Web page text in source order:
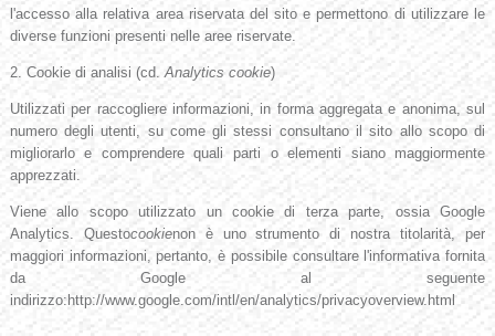
l'accesso alla relativa area riservata del sito e permettono di utilizzare le
diverse funzioni presenti nelle aree riservate.
2. Cookie di analisi (cd.Analytics cookie)
Utilizzati per raccogliere informazioni, in forma aggregata e anonima, sul
numero degli utenti, su come gli stessi consultano il sito allo scopo di
migliorarlo e comprendere quali parti o elementi siano maggiormente
apprezzati.
Viene allo scopo utilizzato un cookie di terza parte, ossia Google
Analytics. Questocookienon è uno strumento di nostra titolarità, per
maggiori informazioni, pertanto, è possibile consultare l'informativa fornita
da Google al seguente
indirizzo:http://www.google.com/intl/en/analytics/privacyoverview.html